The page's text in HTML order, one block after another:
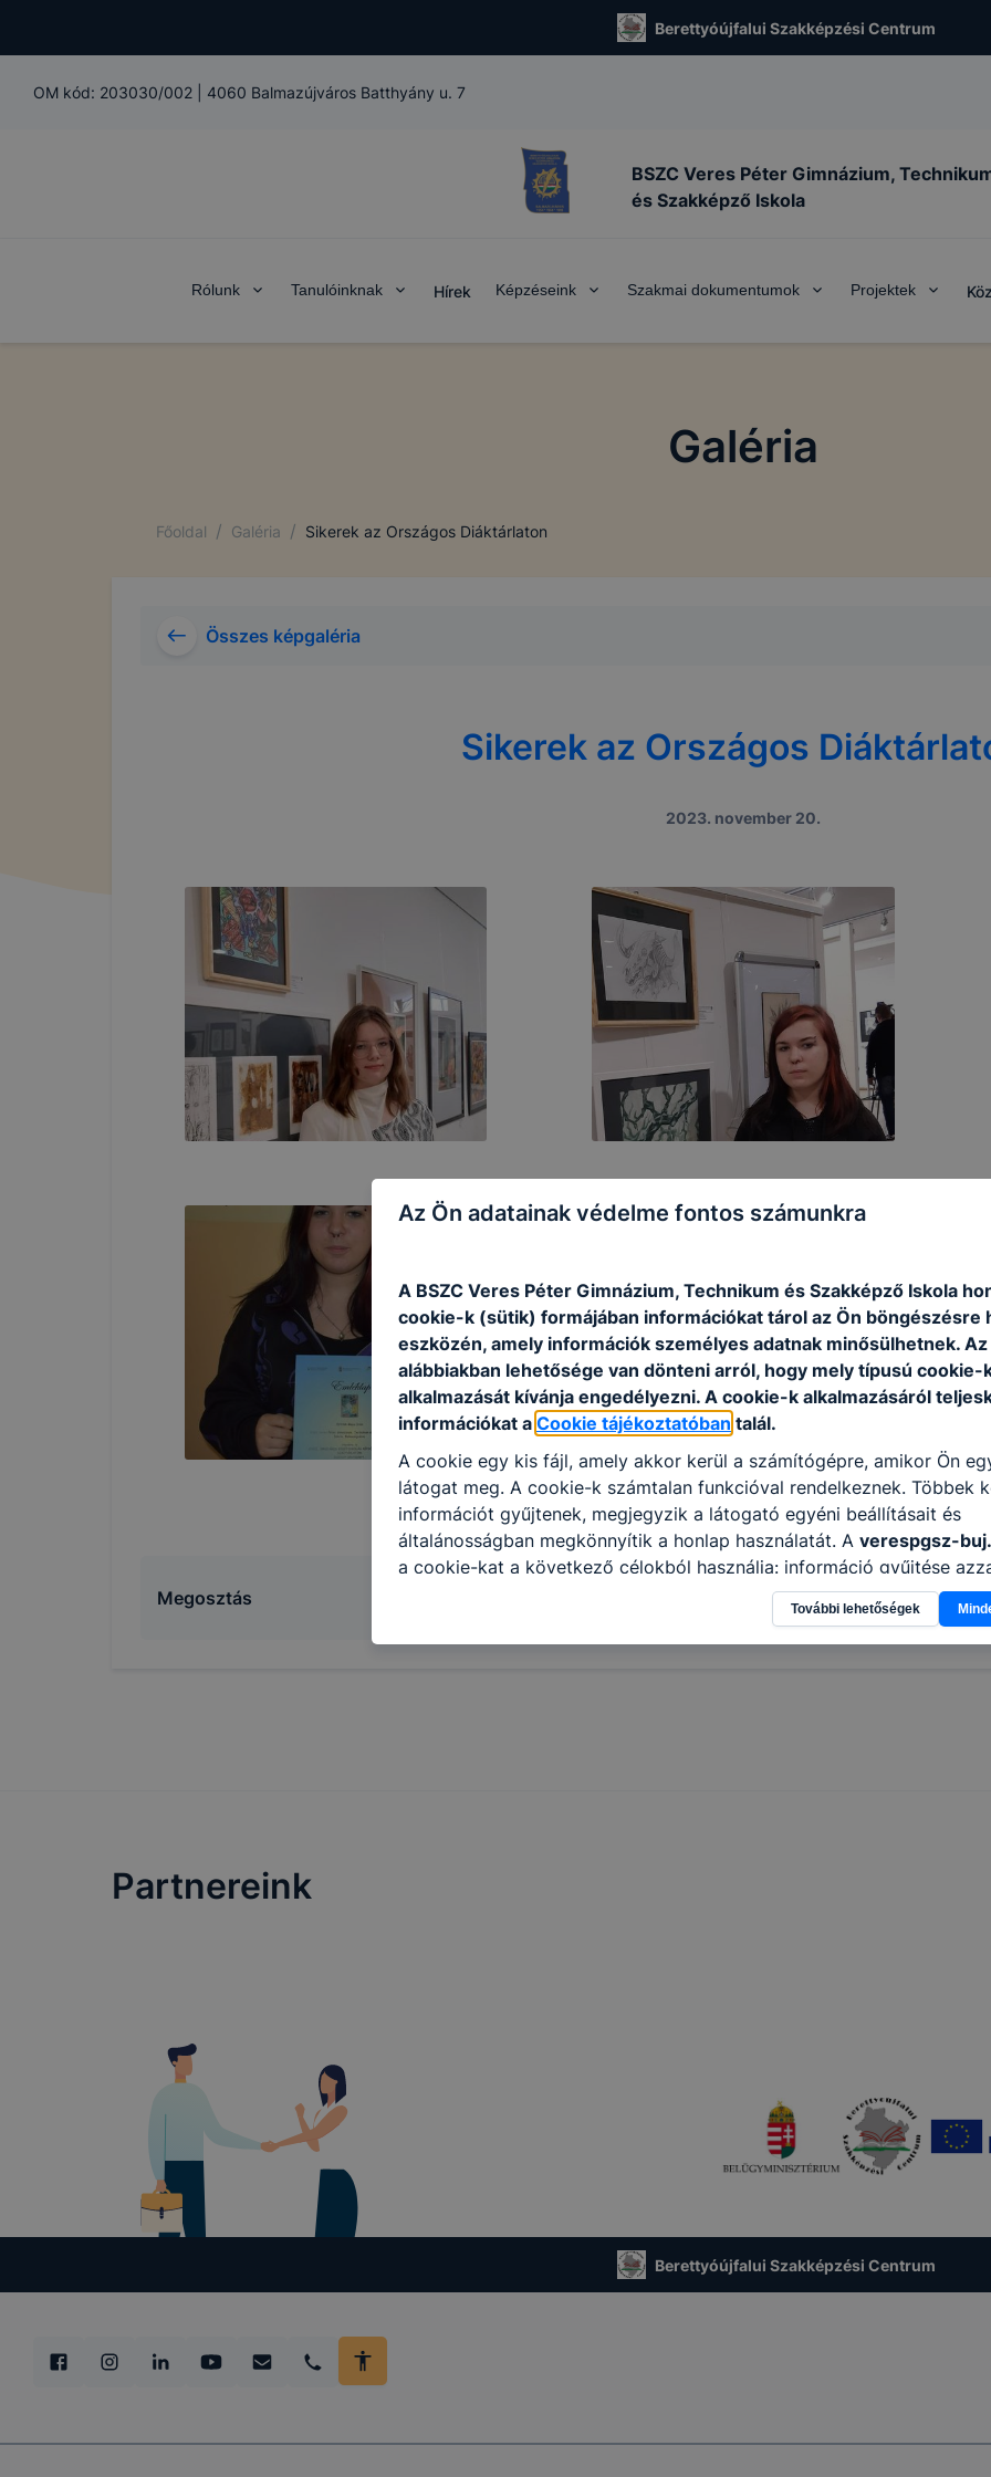
Berettyóújfalui Szakképzési Centrum
OM kód: 203030/002 4060 Balmazújváros Batthyány u. 7
BSZC Veres Péter Gimnázium,
és Szakképző Iskola
Rólunk Tanulóinknak Hírek Képzéseink Szakmai dokumentumok Projektek
Galéria
Főoldal / Galéria / Sikerek az Országos Diáktárlaton
Összes képgaléria
Sikerek az Országos
2023. november 20.
Megosztás
Partnereink
Berettyóújfalui Szakképzési Centrum
Az Ön adatainak védelme fontos számunkra
A BSZC Veres Péter Gimnázium, Technikum és Szakképző Iskola
cookie-k (sütik) formájában információkat tárol az Ön böngészésre
eszközén, amely információk személyes adatnak minősülhetnek. Az
alábbiakban lehetősége van dönteni arról, hogy mely típusú cookie-
alkalmazását kívánja engedélyezni. A cookie-k alkalmazásáról
információkat a Cookie tájékoztatóban talál.
A cookie egy kis fájl, amely akkor kerül a számítógépre, amikor Ön
látogat meg. A cookie-k számtalan funkcióval rendelkeznek. Többek
információt gyűjtenek, megjegyzik a látogató egyéni beállításait és
általánosságban megkönnyítik a honlap használatát. A verespgsz-
a cookie-kat a következő célokból használja: információ gyűjtése
kapcsolatban, hogyan használja Ön a honlapot -annak felmérésével,
honlap melyik részeit látogatja, vagy használja leginkább, így
hogyan biztosítsunk Önnek még jobb felhasználói élményt, ha ismét
További lehetőségek